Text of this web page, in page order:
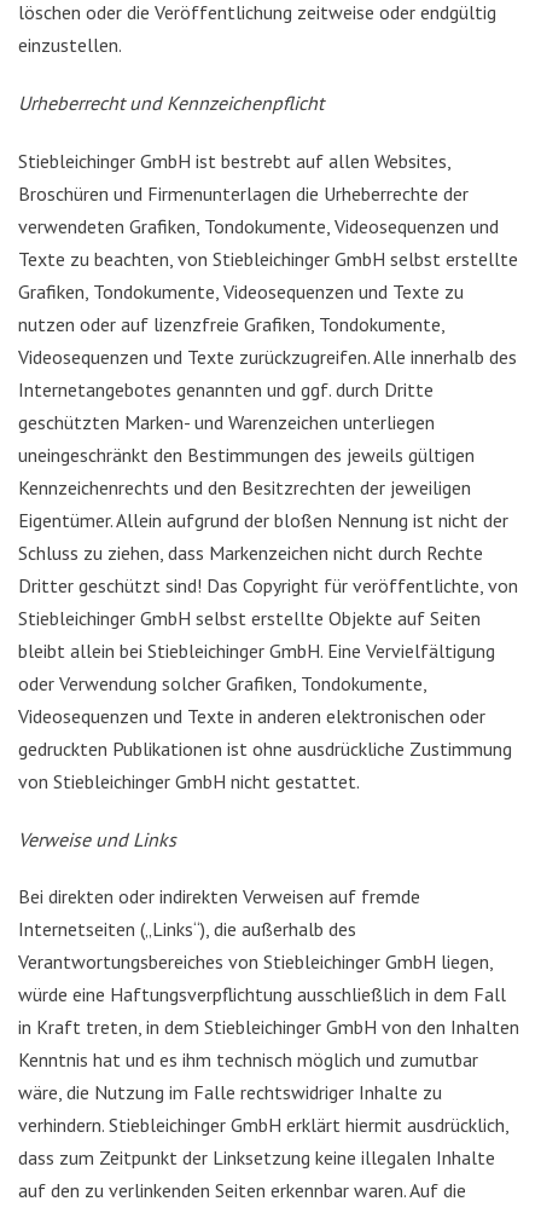
löschen oder die Veröffentlichung zeitweise oder endgültig
einzustellen.
Urheberrecht und Kennzeichenpflicht
Stiebleichinger GmbH ist bestrebt auf allen Websites,
Broschüren und Firmenunterlagen die Urheberrechte der
verwendeten Grafiken, Tondokumente, Videosequenzen und
Texte zu beachten, von Stiebleichinger GmbH selbst erstellte
Grafiken, Tondokumente, Videosequenzen und Texte zu
nutzen oder auf lizenzfreie Grafiken, Tondokumente,
Videosequenzen und Texte zurückzugreifen. Alle innerhalb des
Internetangebotes genannten und ggf. durch Dritte
geschützten Marken- und Warenzeichen unterliegen
uneingeschränkt den Bestimmungen des jeweils gültigen
Kennzeichenrechts und den Besitzrechten der jeweiligen
Eigentümer. Allein aufgrund der bloßen Nennung ist nicht der
Schluss zu ziehen, dass Markenzeichen nicht durch Rechte
Dritter geschützt sind! Das Copyright für veröffentlichte, von
Stiebleichinger GmbH selbst erstellte Objekte auf Seiten
bleibt allein bei Stiebleichinger GmbH. Eine Vervielfältigung
oder Verwendung solcher Grafiken, Tondokumente,
Videosequenzen und Texte in anderen elektronischen oder
gedruckten Publikationen ist ohne ausdrückliche Zustimmung
von Stiebleichinger GmbH nicht gestattet.
Verweise und Links
Bei direkten oder indirekten Verweisen auf fremde
Internetseiten („Links“), die außerhalb des
Verantwortungsbereiches von Stiebleichinger GmbH liegen,
würde eine Haftungsverpflichtung ausschließlich in dem Fall
in Kraft treten, in dem Stiebleichinger GmbH von den Inhalten
Kenntnis hat und es ihm technisch möglich und zumutbar
wäre, die Nutzung im Falle rechtswidriger Inhalte zu
verhindern. Stiebleichinger GmbH erklärt hiermit ausdrücklich,
dass zum Zeitpunkt der Linksetzung keine illegalen Inhalte
auf den zu verlinkenden Seiten erkennbar waren. Auf die